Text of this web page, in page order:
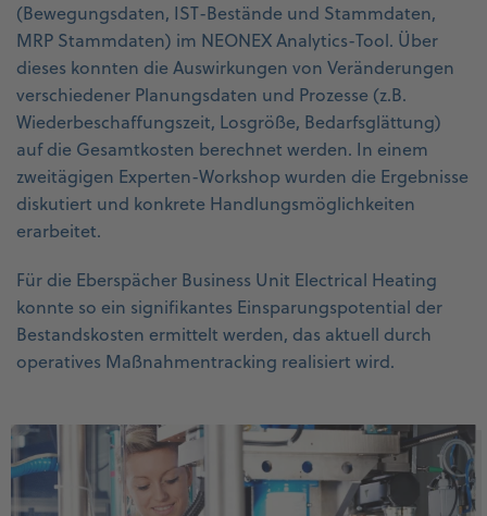
(Bewegungsdaten, IST-Bestände und Stammdaten,
MRP Stammdaten) im NEONEX Analytics-Tool. Über
dieses konnten die Auswirkungen von Veränderungen
verschiedener Planungsdaten und Prozesse (z.B.
Wiederbeschaffungszeit, Losgröße, Bedarfsglättung)
auf die Gesamtkosten berechnet werden. In einem
zweitägigen Experten-Workshop wurden die Ergebnisse
diskutiert und konkrete Handlungsmöglichkeiten
erarbeitet.
Für die Eberspächer Business Unit Electrical Heating
konnte so ein signifikantes Einsparungspotential der
Bestandskosten ermittelt werden, das aktuell durch
operatives Maßnahmentracking realisiert wird.